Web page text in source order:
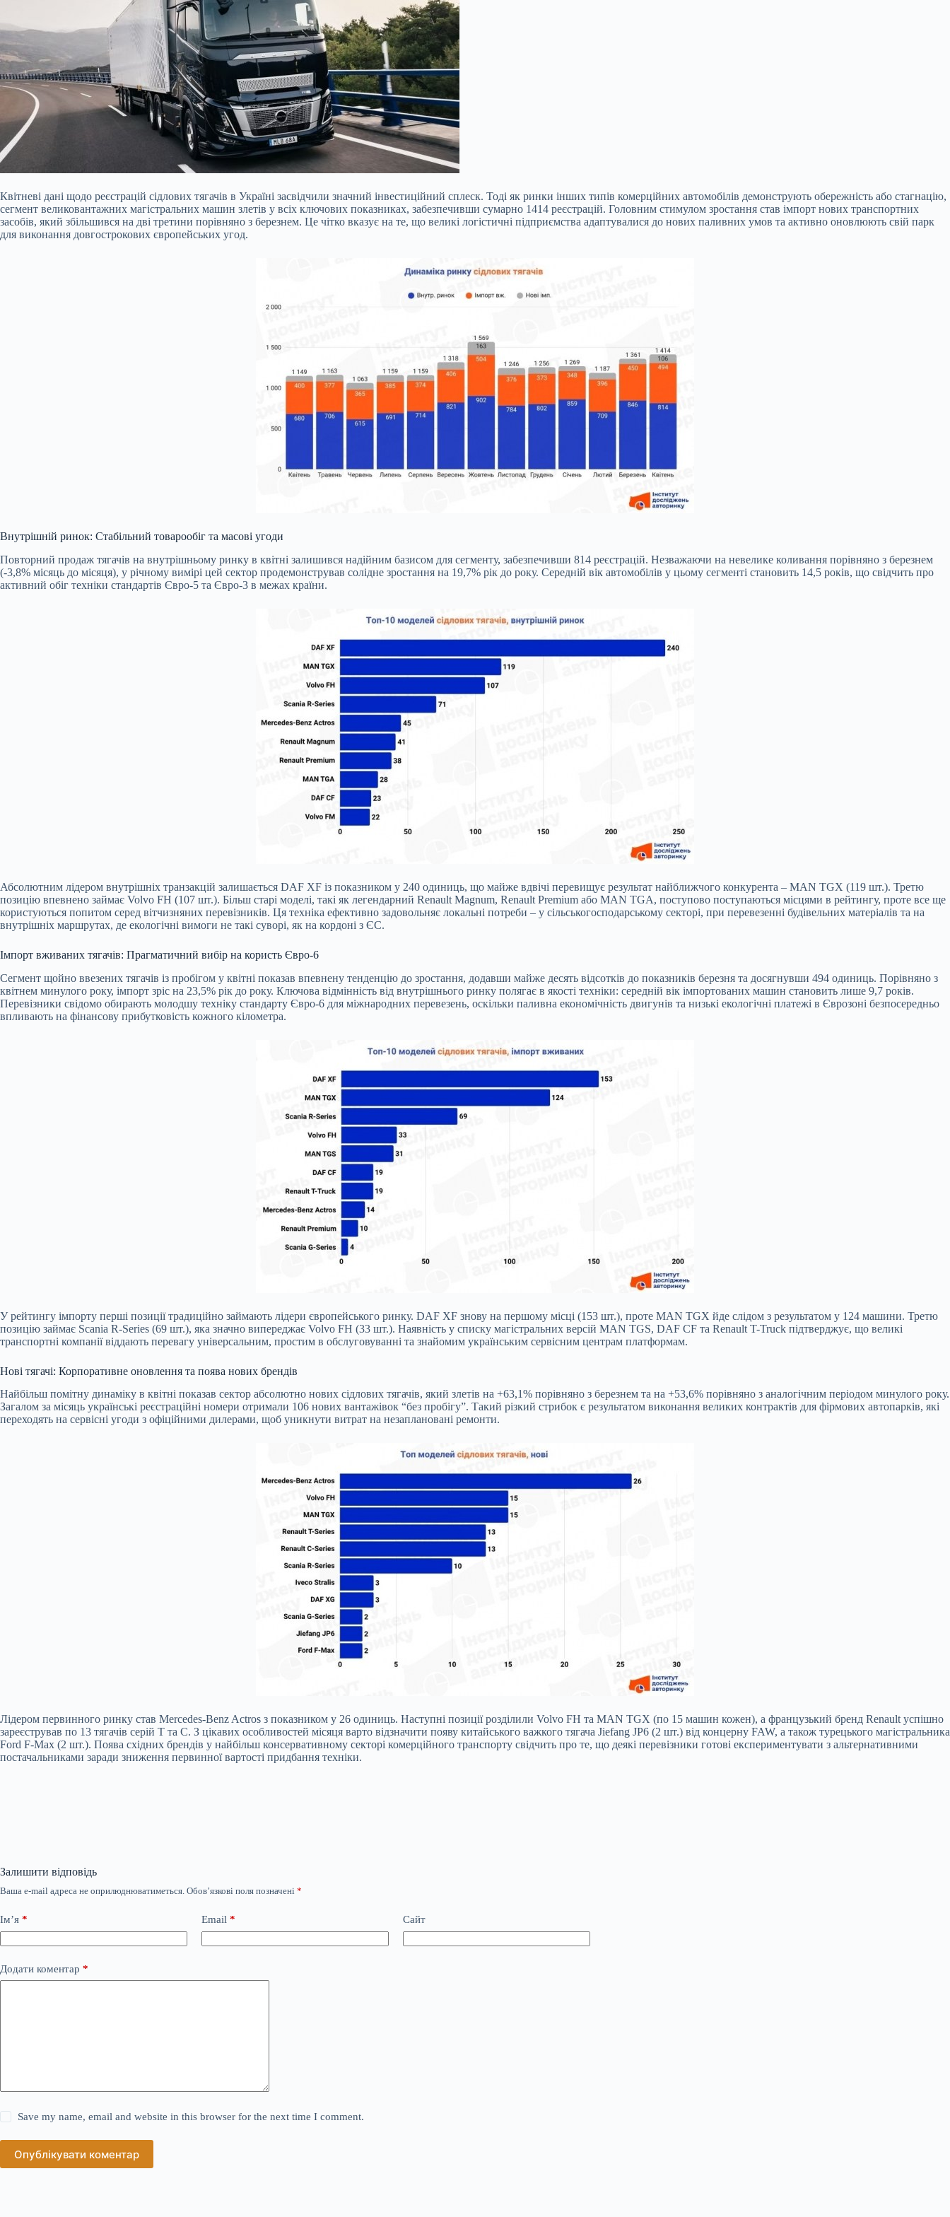
Квітневі дані щодо реєстрацій сідлових тягачів в Україні засвідчили значний інвестиційний сплеск. Тоді як ринки інших типів комерційних автомобілів демонструють обережність або стагнацію,
сегмент великовантажних магістральних машин злетів у всіх ключових показниках, забезпечивши сумарно 1414 реєстрацій. Головним стимулом зростання став імпорт нових транспортних
засобів, який збільшився на дві третини порівняно з березнем. Це чітко вказує на те, що великі логістичні підприємства адаптувалися до нових паливних умов та активно оновлюють свій парк
для виконання довгострокових європейських угод.
Внутрішній ринок: Стабільний товарообіг та масові угоди
Повторний продаж тягачів на внутрішньому ринку в квітні залишився надійним базисом для сегменту, забезпечивши 814 реєстрацій. Незважаючи на невелике коливання порівняно з березнем
(-3,8% місяць до місяця), у річному вимірі цей сектор продемонстрував солідне зростання на 19,7% рік до року. Середній вік автомобілів у цьому сегменті становить 14,5 років, що свідчить про
активний обіг техніки стандартів Євро-5 та Євро-3 в межах країни.
Абсолютним лідером внутрішніх транзакцій залишається DAF XF із показником у 240 одиниць, що майже вдвічі перевищує результат найближчого конкурента – MAN TGX (119 шт.). Третю
позицію впевнено займає Volvo FH (107 шт.). Більш старі моделі, такі як легендарний Renault Magnum, Renault Premium або MAN TGA, поступово поступаються місцями в рейтингу, проте все ще
користуються попитом серед вітчизняних перевізників. Ця техніка ефективно задовольняє локальні потреби – у сільськогосподарському секторі, при перевезенні будівельних матеріалів та на
внутрішніх маршрутах, де екологічні вимоги не такі суворі, як на кордоні з ЄС.
Імпорт вживаних тягачів: Прагматичний вибір на користь Євро-6
Сегмент щойно ввезених тягачів із пробігом у квітні показав впевнену тенденцію до зростання, додавши майже десять відсотків до показників березня та досягнувши 494 одиниць. Порівняно з
квітнем минулого року, імпорт зріс на 23,5% рік до року. Ключова відмінність від внутрішнього ринку полягає в якості техніки: середній вік імпортованих машин становить лише 9,7 років.
Перевізники свідомо обирають молодшу техніку стандарту Євро-6 для міжнародних перевезень, оскільки паливна економічність двигунів та низькі екологічні платежі в Єврозоні безпосередньо
впливають на фінансову прибутковість кожного кілометра.
У рейтингу імпорту перші позиції традиційно займають лідери європейського ринку. DAF XF знову на першому місці (153 шт.), проте MAN TGX йде слідом з результатом у 124 машини. Третю
позицію займає Scania R-Series (69 шт.), яка значно випереджає Volvo FH (33 шт.). Наявність у списку магістральних версій MAN TGS, DAF CF та Renault T-Truck підтверджує, що великі
транспортні компанії віддають перевагу універсальним, простим в обслуговуванні та знайомим українським сервісним центрам платформам.
Нові тягачі: Корпоративне оновлення та поява нових брендів
Найбільш помітну динаміку в квітні показав сектор абсолютно нових сідлових тягачів, який злетів на +63,1% порівняно з березнем та на +53,6% порівняно з аналогічним періодом минулого року.
Загалом за місяць українські реєстраційні номери отримали 106 нових вантажівок “без пробігу”. Такий різкий стрибок є результатом виконання великих контрактів для фірмових автопарків, які
переходять на сервісні угоди з офіційними дилерами, щоб уникнути витрат на незаплановані ремонти.
Лідером первинного ринку став Mercedes-Benz Actros з показником у 26 одиниць. Наступні позиції розділили Volvo FH та MAN TGX (по 15 машин кожен), а французький бренд Renault успішно
зареєстрував по 13 тягачів серій T та C. З цікавих особливостей місяця варто відзначити появу китайського важкого тягача Jiefang JP6 (2 шт.) від концерну FAW, а також турецького магістральника
Ford F-Max (2 шт.). Поява східних брендів у найбільш консервативному секторі комерційного транспорту свідчить про те, що деякі перевізники готові експериментувати з альтернативними
постачальниками заради зниження первинної вартості придбання техніки.
Залишити відповідь
Ваша e-mail адреса не оприлюднюватиметься. Обов’язкові поля позначені *
Ім’я * Email * Сайт
Додати коментар *
Save my name, email and website in this browser for the next time I comment.
Опублікувати коментар